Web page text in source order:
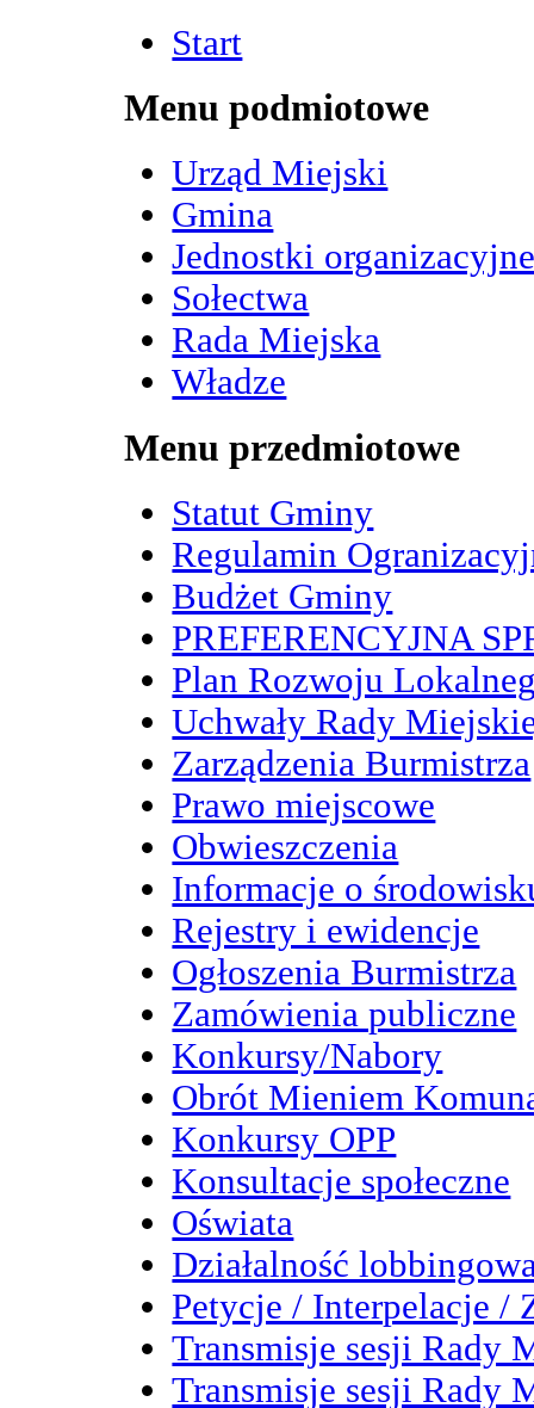
Start
Menu podmiotowe
Urząd Miejski
Gmina
Jednostki
Sołectwa
Rada Miejska
Władze
Menu przedmiotowe
Statut Gminy
Regulamin
Budżet Gminy
PREFERENCYJNA
Plan Rozwoju
Uchwały Rady
Zarządzenia Burmistrza
Prawo miejscowe
Obwieszczenia
Informacje o
Rejestry i ewidencje
Ogłoszenia Burmistrza
Zamówienia publiczne
Konkursy/Nabory
Obrót Mieniem
Konkursy OPP
Konsultacje społeczne
Oświata
Działalność
Petycje / Interpelacje /
Transmisje sesji Rady
Transmisje sesji Rady